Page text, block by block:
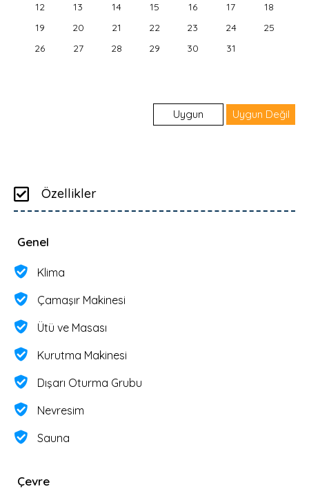
12
13 14 15 16 17
18
19
20 21 22 23 24
25
26
27 28 29 30 31
Uygun Uygun Değil
Özellikler
Genel
Klima
Çamaşır Makinesi
Ütü ve Masası
Kurutma Makinesi
Dışarı Oturma Grubu
Nevresim
Sauna
Çevre